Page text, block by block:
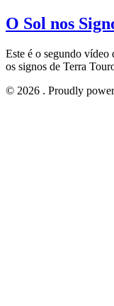
O Sol nos
Este é o segundo vídeo
os signos de Terra
© 2026 . Proudly